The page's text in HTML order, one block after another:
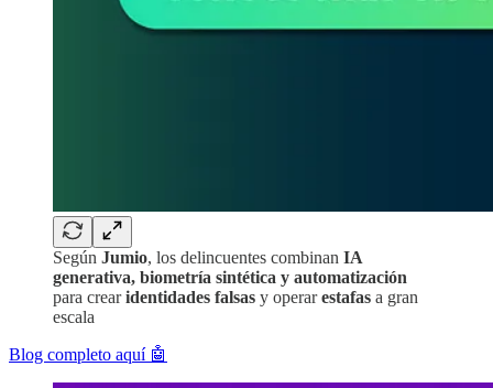
Según Jumio, los delincuentes combinan IA
generativa, biometría sintética y automatización
para crearidentidades falsas y operarestafas a gran
escala
Blog completo aquí 🤖